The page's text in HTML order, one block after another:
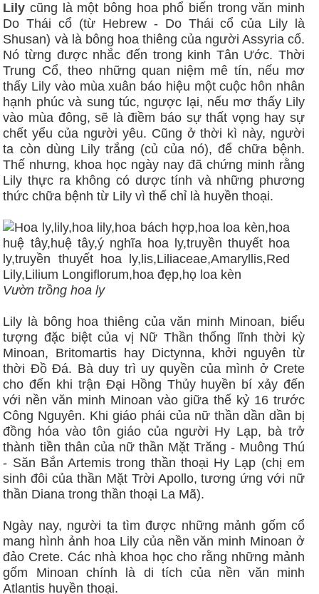
Lily cũng là một bông hoa phổ biến trong văn minh
Do Thái cổ (từ Hebrew - Do Thái cổ của Lily là
Shusan) và là bông hoa thiêng của người Assyria cổ.
Nó từng được nhắc đến trong kinh Tân Ước. Thời
Trung Cổ, theo những quan niệm mê tín, nếu mơ
thấy Lily vào mùa xuân báo hiệu một cuộc hôn nhân
hạnh phúc và sung túc, ngược lại, nếu mơ thấy Lily
vào mùa đông, sẽ là điềm báo sự thất vọng hay sự
chết yểu của người yêu. Cũng ở thời kì này, người
ta còn dùng Lily trắng (củ của nó), để chữa bệnh.
Thế nhưng, khoa học ngày nay đã chứng minh rằng
Lily thực ra không có dược tính và những phương
thức chữa bệnh từ Lily vì thế chỉ là huyền thoại.
Vườn trồng hoa ly
Lily là bông hoa thiêng của văn minh Minoan, biểu
tượng đặc biệt của vị Nữ Thần thống lĩnh thời kỳ
Minoan, Britomartis hay Dictynna, khởi nguyên từ
thời Đồ Đá. Bà duy trì uy quyền của mình ở Crete
cho đến khi trận Đại Hồng Thủy huyền bí xảy đến
với nền văn minh Minoan vào giữa thế kỷ 16 trước
Công Nguyên. Khi giáo phái của nữ thần dần dần bị
đồng hóa vào tôn giáo của người Hy Lạp, bà trở
thành tiền thân của nữ thần Mặt Trăng - Muông Thú
- Săn Bắn Artemis trong thần thoại Hy Lạp (chị em
sinh đôi của thần Mặt Trời Apollo, tương ứng với nữ
thần Diana trong thần thoại La Mã).
Ngày nay, người ta tìm được những mảnh gốm cổ
mang hình ảnh hoa Lily của nền văn minh Minoan ở
đảo Crete. Các nhà khoa học cho rằng những mảnh
gốm Minoan chính là di tích của nền văn minh
Atlantis huyền thoại.